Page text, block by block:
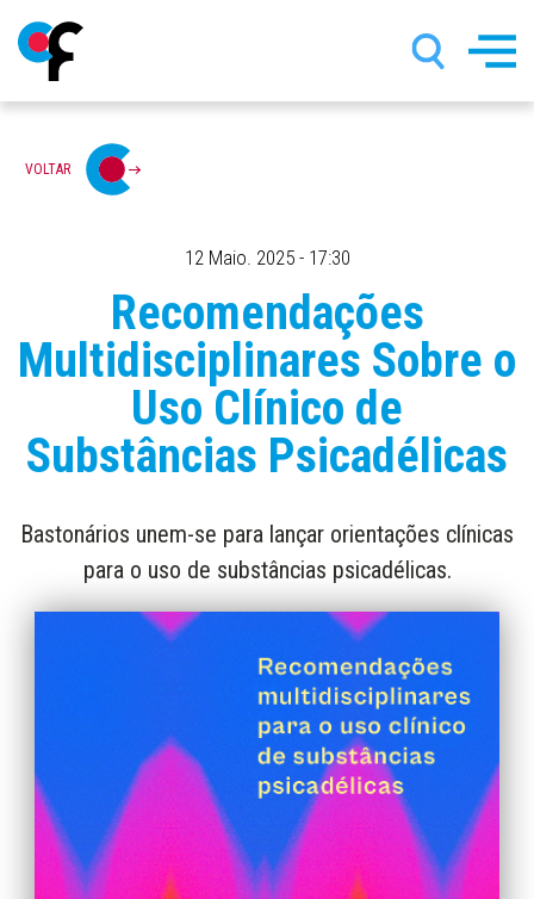
paraVOLTAR
12 Maio. 2025 - 17:30
Recomendações
Multidisciplinares Sobre o
Uso Clínico de
Substâncias Psicadélicas
Bastonários unem-se para lançar orientações clínicas
para o uso de substâncias psicadélicas.